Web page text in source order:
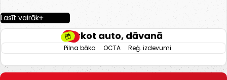
Pērkot auto, dāvanā
Reģ. izdevumi
OCTA
Pilna bāka
automātisko
transmisiju.
110kW.
-Auduma
Recaro salons.
Lasīt vairāk